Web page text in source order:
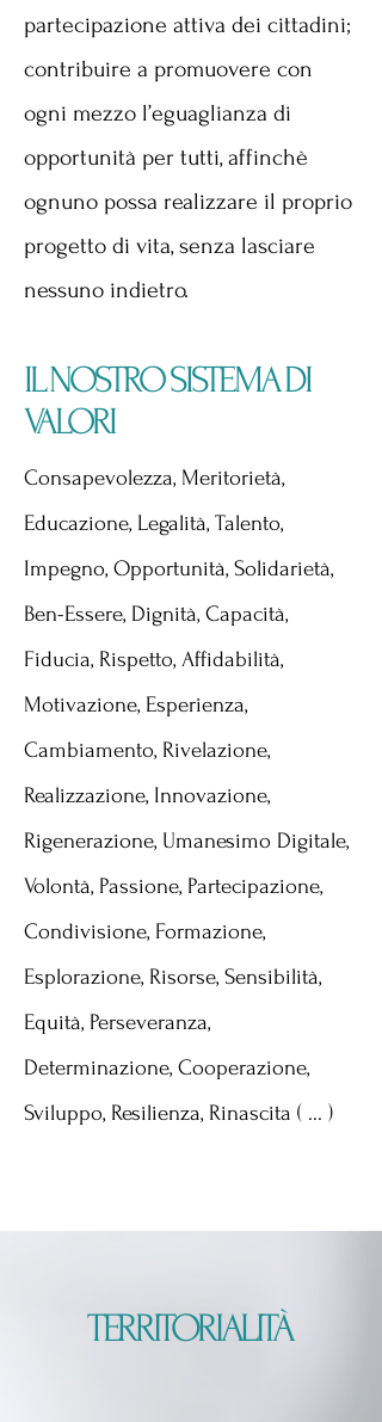
partecipazione attiva dei cittadini;
contribuire a promuovere con
ogni mezzo l’eguaglianza di
opportunità per tutti, affinchè
ognuno possa realizzare il proprio
progetto di vita, senza lasciare
nessuno indietro.
IL NOSTRO SISTEMA DI
VALORI
Consapevolezza, Meritorietà,
Educazione, Legalità, Talento,
Impegno, Opportunità, Solidarietà,
Ben-Essere, Dignità, Capacità,
Fiducia, Rispetto, Affidabilità,
Motivazione, Esperienza,
Cambiamento, Rivelazione,
Realizzazione, Innovazione,
Rigenerazione, Umanesimo Digitale,
Volontà, Passione, Partecipazione,
Condivisione, Formazione,
Esplorazione, Risorse, Sensibilità,
Equità, Perseveranza,
Determinazione, Cooperazione,
Sviluppo, Resilienza, Rinascita ( ... )
TERRITORIALITÀ